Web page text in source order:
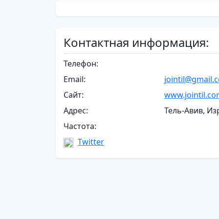
Контактная информация:
Телефон:
Email:
Сайт:
Адрес:
Тель-Авив,
Частота:
Twitter